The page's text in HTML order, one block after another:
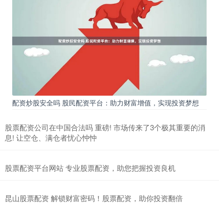
配资炒股安全吗 股民配资平台：助力财富增值，实现投资梦想
股票配资公司在中国合法吗 重磅! 市场传来了3个极其重要的消
息! 让空仓、满仓者忧心忡忡
股票配资平台网站 专业股票配资，助您把握投资良机
昆山股票配资 解锁财富密码！股票配资，助你投资翻倍